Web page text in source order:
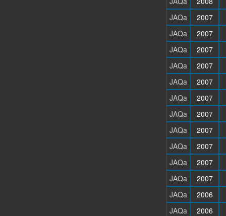
JAQa
2007
JAQa
2007
JAQa
2007
JAQa
2007
JAQa
2007
JAQa
2007
JAQa
2007
JAQa
2007
JAQa
2007
JAQa
2007
JAQa
2007
JAQa
2006
JAQa
2006